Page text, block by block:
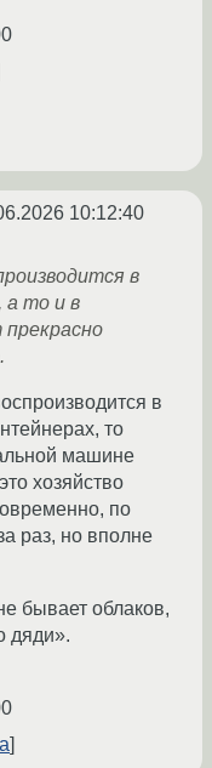
10:12:40
в
а то и в
в
то
машине
хозяйство
по
раз, но вполне
бывает облаков,
дяди».